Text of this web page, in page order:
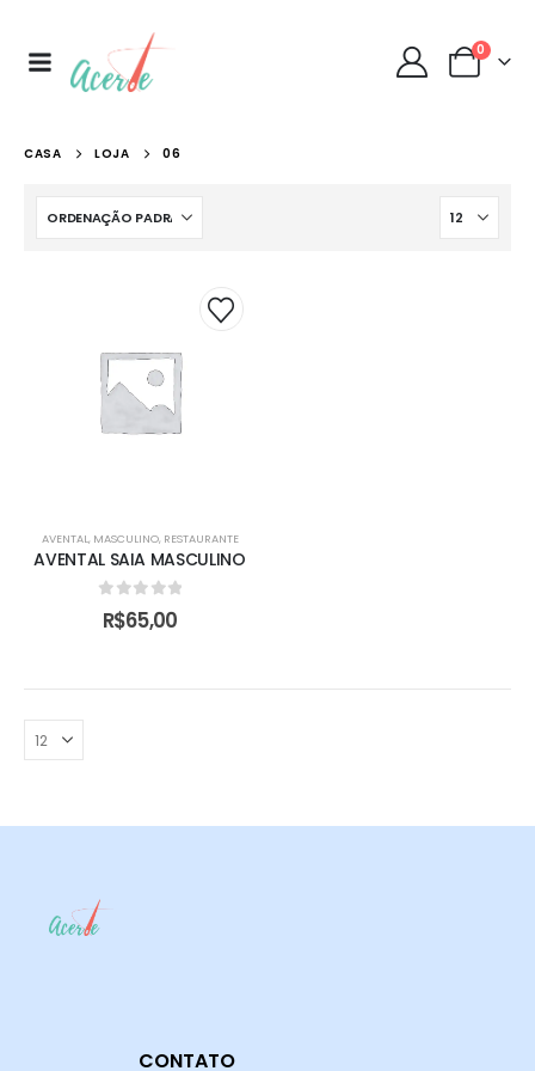
0
CASA LOJA 06
AVENTAL, MASCULINO, RESTAURANTE
AVENTAL SAIA MASCULINO
de 5
R$65,00
CONTATO